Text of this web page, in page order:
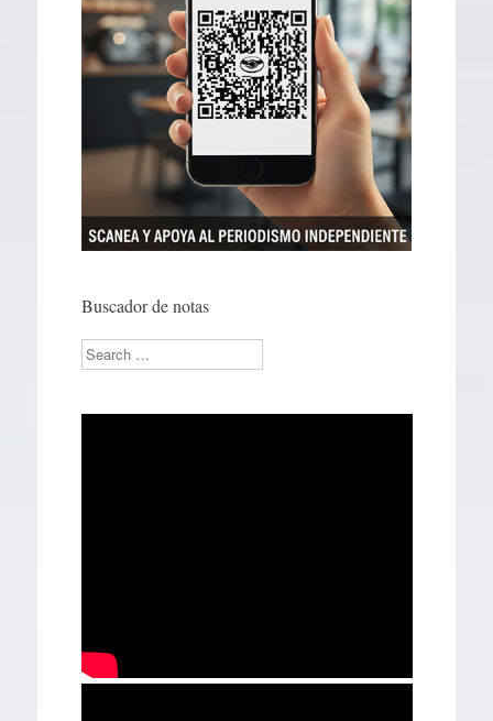
Buscador de notas
Search